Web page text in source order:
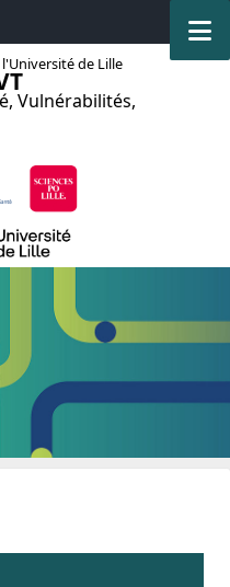
de Lille
Vulnérabilités,